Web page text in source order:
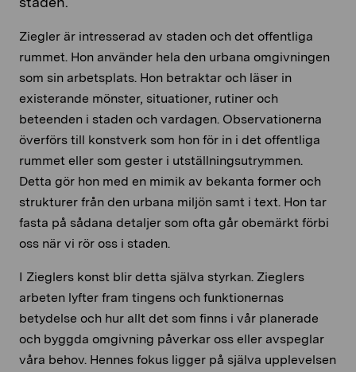
Ziegler är intresserad av staden och det offentliga
rummet. Hon använder hela den urbana omgivningen
som sin arbetsplats. Hon betraktar och läser in
existerande mönster, situationer, rutiner och
beteenden i staden och vardagen. Observationerna
överförs till konstverk som hon för in i det offentliga
rummet eller som gester i utställningsutrymmen.
Detta gör hon med en mimik av bekanta former och
strukturer från den urbana miljön samt i text. Hon tar
fasta på sådana detaljer som ofta går obemärkt förbi
oss när vi rör oss i staden.
I Zieglers konst blir detta själva styrkan. Zieglers
arbeten lyfter fram tingens och funktionernas
betydelse och hur allt det som finns i vår planerade
och byggda omgivning påverkar oss eller avspeglar
våra behov. Hennes fokus ligger på själva upplevelsen